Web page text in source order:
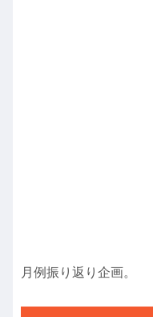
月例振り返り企画。